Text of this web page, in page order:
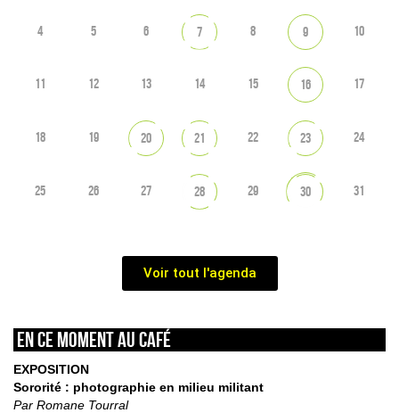
4 5 6 7 8 9 10
11 12 13 14 15 16 17
18 19 20 21 22 23 24
25 26 27 28 29 30 31
Voir tout l'agenda
En ce moment au café
EXPOSITION
Sororité : photographie en milieu militant
Par Romane Tourral